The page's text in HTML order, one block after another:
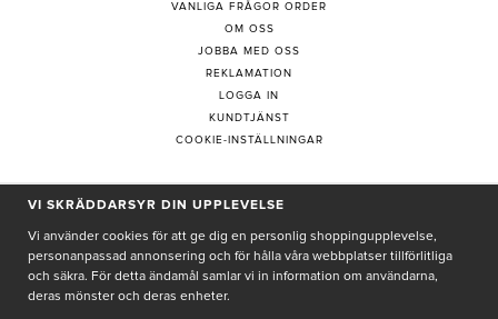
VANLIGA FRÅGOR ORDER
OM OSS
JOBBA MED OSS
REKLAMATION
LOGGA IN
KUNDTJÄNST
COOKIE-INSTÄLLNINGAR
PRENUMERERA PÅ NYHETSBREV
VI SKRÄDDARSYR DIN UPPLEVELSE
Vi använder cookies för att ge dig en personlig shoppingupplevelse,
personanpassad annonsering och för hålla våra webbplatser tillförlitliga
och säkra. För detta ändamål samlar vi in information om användarna,
deras mönster och deras enheter.